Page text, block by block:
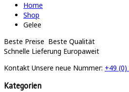
Home
Shop
Gelee
Beste Preise Beste Qualität
Schnelle Lieferung Europaweit
Kontakt Unsere neue Nummer: +49
Kategorien